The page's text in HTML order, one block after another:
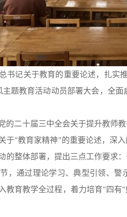
书记关于教育的重要论述，扎实
主题教育活动动员部署大会，全
的二十届三中全会关于提升教师
于"教育家精神"的重要论述，深
的整体部署，提出三点工作要求
，通过理论学习、典型引领、
教育教学全过程，着力培育"四